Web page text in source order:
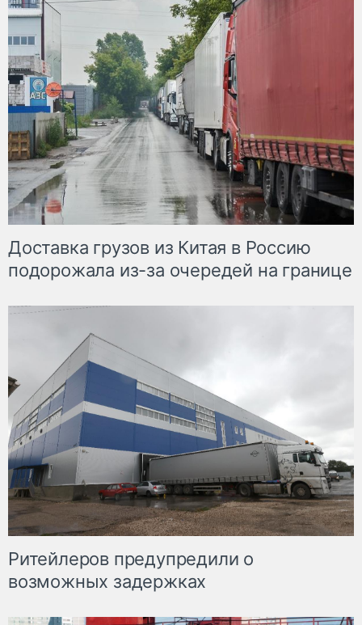
Доставка грузов из Китая в Россию
подорожала из-за очередей на границе
Ритейлеров предупредили о
возможных задержках